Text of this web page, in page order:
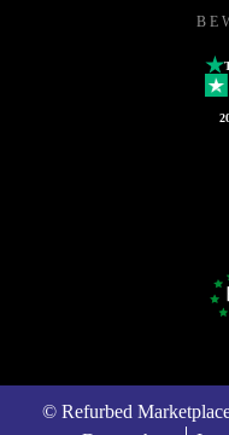
© Refurbed